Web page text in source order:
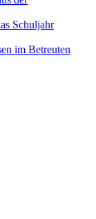
Schuljahr
im Betreuten